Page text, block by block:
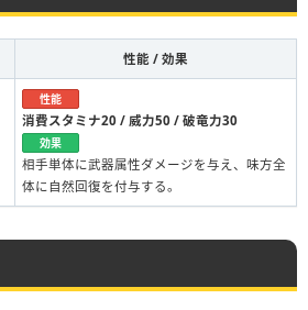
性能 / 効果
性能
消費スタミナ20 / 威力50 / 破竜力30
効果
相手単体に武器属性ダメージを与え、味方全
体に自然回復を付与する。